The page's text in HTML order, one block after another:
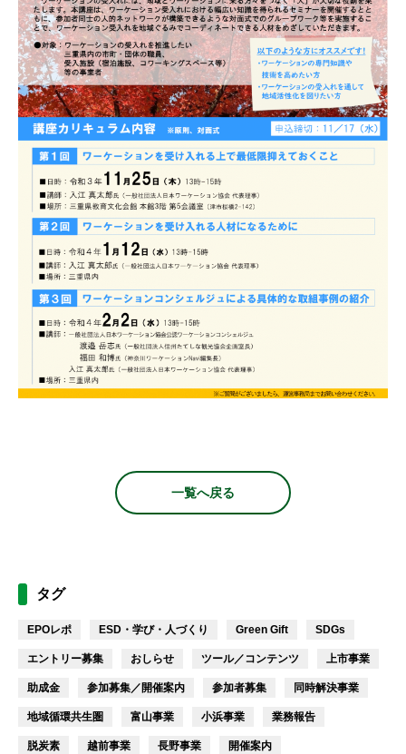
一覧へ戻る
タグ
EPOレポ ESD・学び・人づくり Green Gift SDGs
エントリー募集 おしらせ ツール／コンテンツ 上市事業
助成金 参加募集／開催案内 参加者募集 同時解決事業
地域循環共生圏 富山事業 小浜事業 業務報告
脱炭素 越前事業 長野事業 開催案内